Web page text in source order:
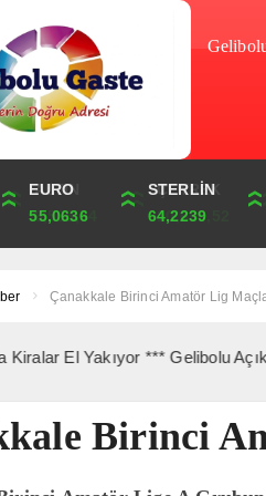
EURO
55,0636
STERLİN
64,2239
ALTIN
6,538,54
ÇEYREK
10,690,52
Çanakkale Birinci Amatör Lig
El Yakıyor *** Gelibolu
Birinci